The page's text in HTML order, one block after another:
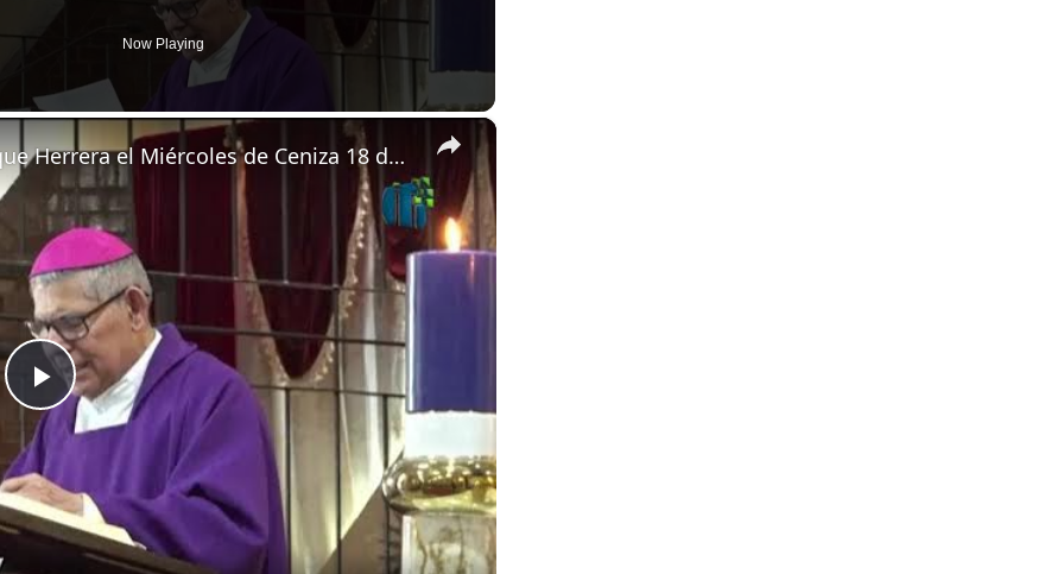
Now Playing
×
P
l
a
Homilía de monseñor Carlos Enrique Herrera el Miércoles de Ceniza 18 de febrero de 2026 en Guatemala